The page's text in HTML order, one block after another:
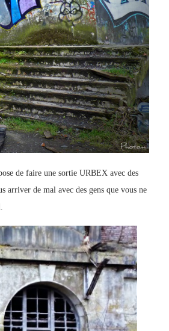
de faire une sortie URBEX avec des
arriver de mal avec des gens que vous ne